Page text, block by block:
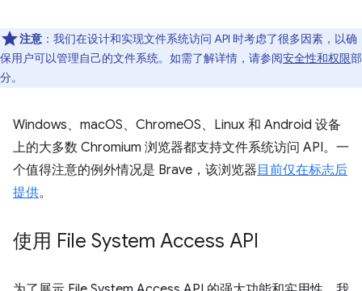
注意 ：我们在设计和实现文件系统访问 API 时考虑了很多因素，以确
保用户可以管理自己的文件系统。如需了解详情，请参阅安全性和权限部
分。
Windows、macOS、ChromeOS、Linux 和 Android 设备
上的大多数 Chromium 浏览器都支持文件系统访问 API。一
个值得注意的例外情况是 Brave，该浏览器 目前仅在标志后
提供。
使用 File System Access API